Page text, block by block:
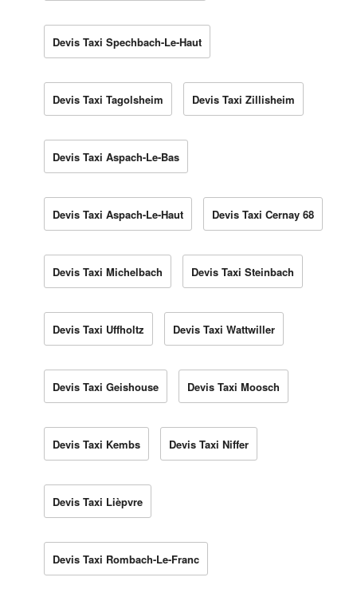
Devis Taxi Spechbach-Le-Haut
Devis Taxi Tagolsheim Devis Taxi Zillisheim
Devis Taxi Aspach-Le-Bas
Devis Taxi Aspach-Le-Haut Devis Taxi Cernay 68
Devis Taxi Michelbach Devis Taxi Steinbach
Devis Taxi Uffholtz Devis Taxi Wattwiller
Devis Taxi Geishouse Devis Taxi Moosch
Devis Taxi Kembs Devis Taxi Niffer
Devis Taxi Lièpvre
Devis Taxi Rombach-Le-Franc